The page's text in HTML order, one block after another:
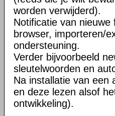
worden verwijderd).
Notificatie van
browser, importeren/
ondersteuning.
Verder bijvoorbeeld
sleutelwoorden en
Na installatie van een
en deze lezen alsof
ontwikkeling).